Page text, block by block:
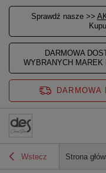
Sprawdź nasze >>
DARMOWA
WYBRANYCH
DARMOWA
Wstecz Strona